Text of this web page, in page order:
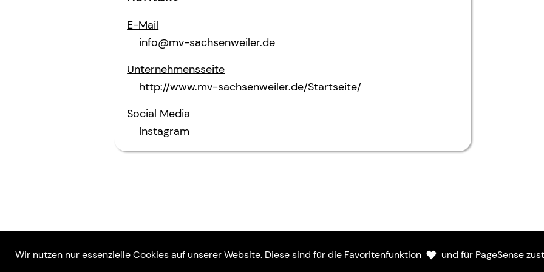
E-Mail
info@mv-sachsenweiler.de
Unternehmensseite
http://www.mv-sachsenweiler.de/Startseite/
Social Media
Instagram
Rechtliches Über uns Mitmachen
Wir nutzen nur essenzielle Cookies auf unserer Website. Diese sind für die Favoritenfunktion und für PageSense